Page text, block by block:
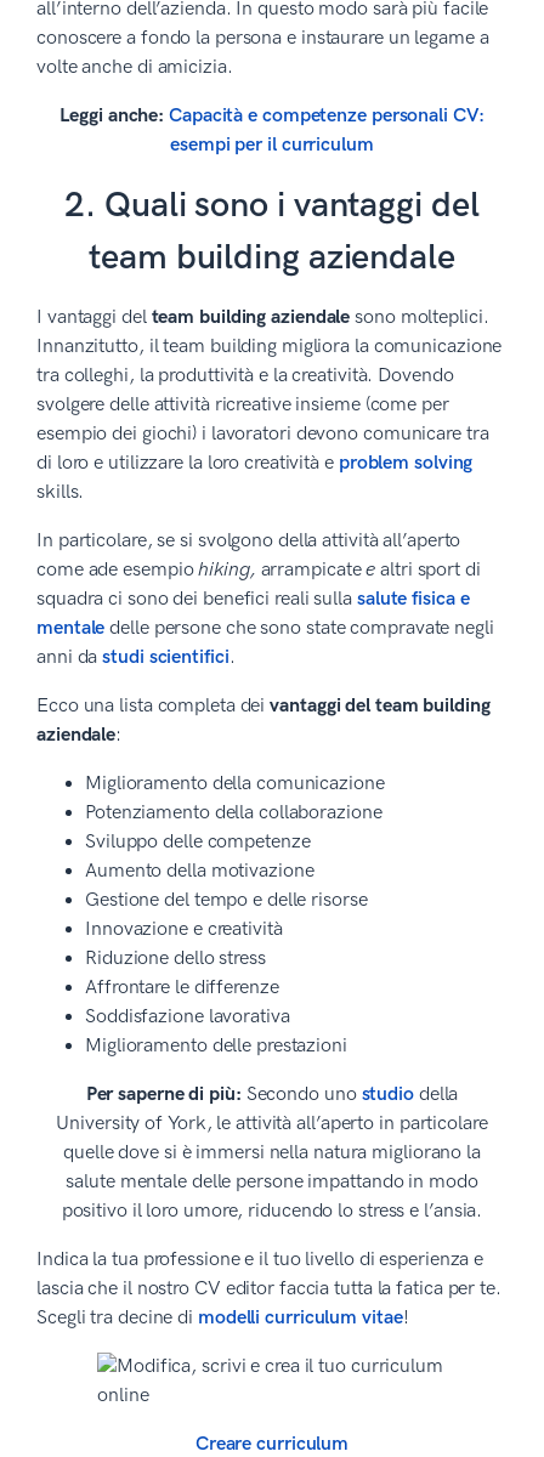
all’interno dell’azienda. In questo modo sarà più facile
conoscere a fondo la persona e instaurare un legame a
volte anche di amicizia.
Leggi anche:Capacità e competenze personali CV:
esempi per il curriculum
2. Quali sono i vantaggi del
team building aziendale
I vantaggi del team building aziendale sono molteplici.
Innanzitutto, il team building migliora la comunicazione
tra colleghi, la produttività e la creatività. Dovendo
svolgere delle attività ricreative insieme (come per
esempio dei giochi) i lavoratori devono comunicare tra
di loro e utilizzare la loro creatività e problem solving
skills.
In particolare, se si svolgono della attività all’aperto
come ade esempiohiking, arrampicateealtri sport di
squadra ci sono dei benefici reali sulla salute fisica e
mentale delle persone che sono state compravate negli
anni dastudi scientifici.
Ecco una lista completa deivantaggi del team building
aziendale:
Miglioramento della comunicazione
Potenziamento della collaborazione
Sviluppo delle competenze
Aumento della motivazione
Gestione del tempo e delle risorse
Innovazione e creatività
Riduzione dello stress
Affrontare le differenze
Soddisfazione lavorativa
Miglioramento delle prestazioni
Per saperne di più: Secondo uno studiodella
University of York, le attività all’aperto in particolare
quelle dove si è immersi nella natura migliorano la
salute mentale delle persone impattando in modo
positivo il loro umore, riducendo lo stress e l’ansia.
Indica la tua professione e il tuo livello di esperienza e
lascia che il nostro CV editor faccia tutta la fatica per te.
Scegli tra decine di modelli curriculum vitae!
Creare curriculum